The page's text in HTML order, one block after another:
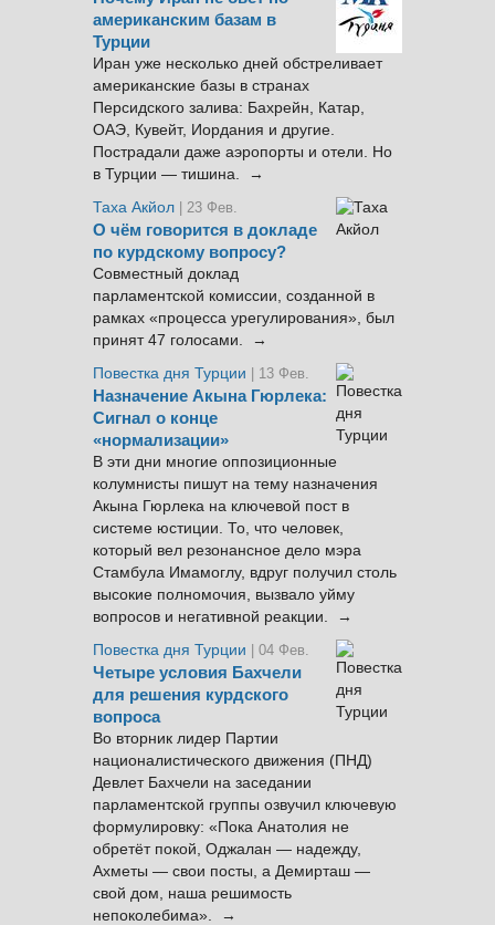
американским базам в
Турции
Иран уже несколько дней обстреливает
американские базы в странах
Персидского залива: Бахрейн, Катар,
ОАЭ, Кувейт, Иордания и другие.
Пострадали даже аэропорты и отели. Но
в Турции — тишина. →
Таха Акйол | 23 Фев.
О чём говорится в докладе
по курдскому вопросу?
Совместный доклад
парламентской комиссии, созданной в
рамках «процесса урегулирования», был
принят 47 голосами. →
Повестка дня Турции
| 13 Фев.
Назначение Акына Гюрлека:
Сигнал о конце
«нормализации»
В эти дни многие оппозиционные
колумнисты пишут на тему назначения
Акына Гюрлека на ключевой пост в
системе юстиции. То, что человек,
который вел резонансное дело мэра
Стамбула Имамоглу, вдруг получил столь
высокие полномочия, вызвало уйму
вопросов и негативной реакции. →
Повестка дня Турции
| 04 Фев.
Четыре условия Бахчели
для решения курдского
вопроса
Во вторник лидер Партии
националистического движения (ПНД)
Девлет Бахчели на заседании
парламентской группы озвучил ключевую
формулировку: «Пока Анатолия не
обретёт покой, Оджалан — надежду,
Ахметы — свои посты, а Демирташ —
свой дом, наша решимость
непоколебима». →